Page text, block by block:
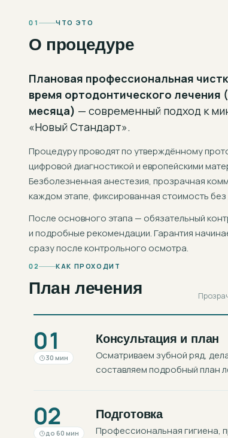
01 ЧТО ЭТО
О процедуре
Плановая профессиональная
время ортодонтического лечения
месяца) — современный подход к
«Новый Стандарт».
Процедуру проводят по утверждённому
цифровой диагностикой и европейскими
Безболезненная анестезия, прозрачная
каждом этапе, фиксированная стоимость без
После основного этапа — обязательный
и подробные рекомендации. Гарантия
сразу после контрольного осмотра.
02 КАК ПРОХОДИТ
План лечения
01
30 мин
Консультация и план
Осматриваем зубной ряд,
составляем подробный план
02
до 60 мин
Подготовка
Профессиональная гигиена,